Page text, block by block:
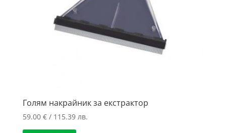
Голям накрайник за екстрактор
59.00 €/ 115.39 лв.